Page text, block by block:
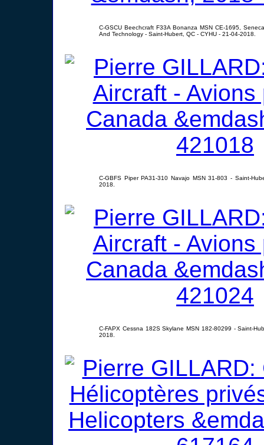
C-GSCU Beechcraft F33A Bonanza MSN CE-1695,
And Technology - Saint-Hubert, QC - CYHU - 21-04-2018.
C-GBFS Piper PA31-310 Navajo MSN 31-803 - Saint-
2018.
C-FAPX Cessna 182S Skylane MSN 182-80299 - Saint-
2018.